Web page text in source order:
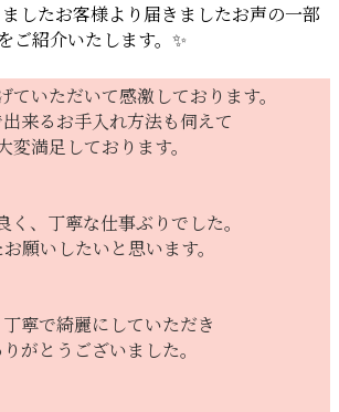
したお客様より届きましたお声の一部
をご紹介いたします。✨
ていただいて感激しております。
出来るお手入れ方法も伺えて
変満足しております。
く、丁寧な仕事ぶりでした。
願いしたいと思います。
寧で綺麗にしていただき
がとうございました。